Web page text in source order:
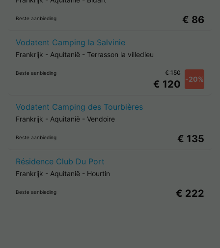
Beste aanbieding € 86
Vodatent Camping la Salvinie
Frankrijk - Aquitanië - Terrasson la villedieu
Beste aanbieding
€ 120 -20%
€ 150
Vodatent Camping des Tourbières
Frankrijk - Aquitanië - Vendoire
Beste aanbieding € 135
Résidence Club Du Port
Frankrijk - Aquitanië - Hourtin
Beste aanbieding € 222